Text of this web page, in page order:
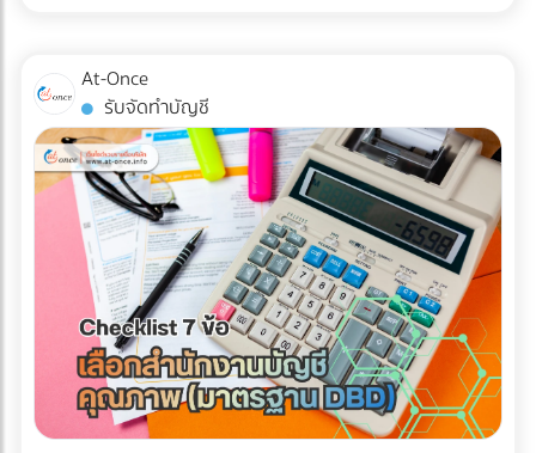
ว่าข้อมูลทุกเส้นทางเงินถูกส่งเข้าระบบอย่างถูกต้อง 100% 3.
ยกระดับบทบาทสู่ "Virtual CFO" (ที่ปรึกษาทางการเงินส่วนตัว)
บทบาทของนักบัญชีในปี 2026 ไม่ได้จบแค่การปิดงบ แต่คนเก่งๆ
จะนำ Data มาวิเคราะห์เพื่อวางแผนกลยุทธ์ ไม่ว่าจะเป็นการหา
ช่องทางใช้สิทธิประโยชน์ทางภาษีอย่างถูกต้อง การประเมินผลกระ
ทบจากภาษีคาร์บอน (Carbon Tax) ไปจนถึงการจัดทำงบการเงิน
ให้พร้อมสำหรับการสเกลธุรกิจ บทสรุป: AI ไม่ได้ถูกสร้างมาเพื่อ
จับผิดคนทำถูก แต่สร้างมาเพื่อหา "ความย้อนแย้งของ Data"
ดังนั้น ตราบใดที่งบการเงินและเอกสารทางภาษีของคุณ
สอดคล้องกับความเป็นจริง AI ของสรรพากรก็ไม่ใช่เรื่องที่น่า
กลัวแต่อย่างใด ไม่แพ้คู่แข่ง ไม่พลาดเรื่องภาษี!
At-Once
รับจัดทำบัญชี